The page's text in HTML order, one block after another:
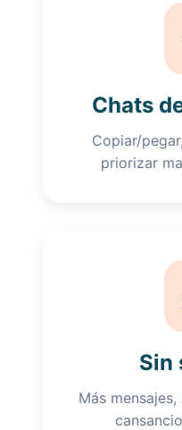
Chats
Copiar/
priorizar
Sin
Más